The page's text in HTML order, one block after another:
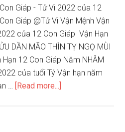
Hướnɡ
Dẫn
Cách
Chọn
Màu
Xe
Con Giáp - Tử Vi 2022 của 12
Con Giáp @Tử Vi Vận Mệnh Vận
của 12 Con Giáp ‎ Vận Hạn
DẦN MÃO THÌN TỴ NGỌ MÙI
Hạn 12 Con Giáp Năm NHÂM
của tuổi Tý Vận hạn năm
… [Read more...]